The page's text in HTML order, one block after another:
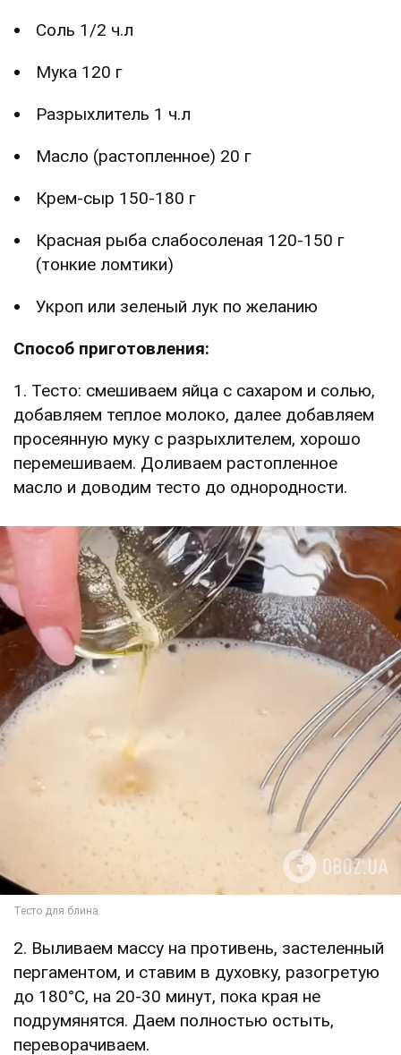
Соль 1/2 ч.л
Мука 120 г
Разрыхлитель 1 ч.л
Масло (растопленное) 20 г
Крем-сыр 150-180 г
Красная рыба слабосоленая 120-150 г
(тонкие ломтики)
Укроп или зеленый лук по желанию
Способ приготовления:
1. Тесто: смешиваем яйца с сахаром и солью,
добавляем теплое молоко, далее добавляем
просеянную муку с разрыхлителем, хорошо
перемешиваем. Доливаем растопленное
масло и доводим тесто до однородности.
2. Выливаем массу на противень, застеленный
пергаментом, и ставим в духовку, разогретую
до 180°C, на 20-30 минут, пока края не
подрумянятся. Даем полностью остыть,
переворачиваем.